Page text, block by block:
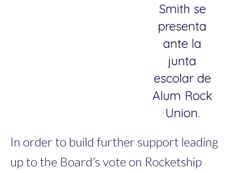
Smith se
presenta
ante la
junta
escolar de
Alum Rock
Union.
In order to build further support leading
up to the Board’s vote on Rocketship